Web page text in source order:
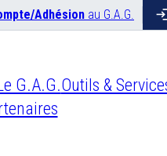
Adhésion au G.A.G.
G.A.G.Outils &